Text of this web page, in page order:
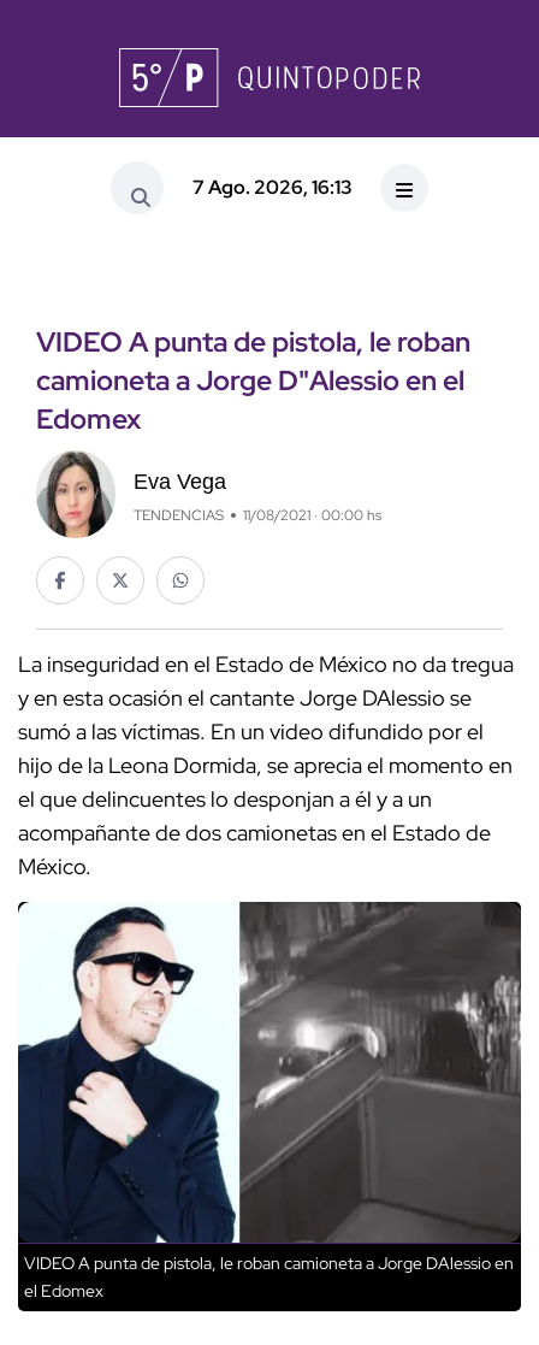
7 Ago. 2026, 16:13
VIDEO A punta de pistola, le roban
camioneta a Jorge D"Alessio en el
Edomex
Eva Vega
TENDENCIAS 11/08/2021 · 00:00 hs
La inseguridad en el Estado de México no da tregua
y en esta ocasión el cantante Jorge DAlessio se
sumó a las víctimas. En un video difundido por el
hijo de la Leona Dormida, se aprecia el momento en
el que delincuentes lo desponjan a él y a un
acompañante de dos camionetas en el Estado de
México.
VIDEO A punta de pistola, le roban camioneta a Jorge DAlessio en
el Edomex